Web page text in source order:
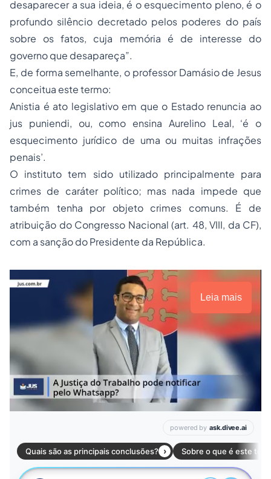
desaparecer a sua ideia, é o esquecimento pleno, é o
profundo silêncio decretado pelos poderes do país
sobre os fatos, cuja memória é de interesse do
governo que desapareça”.
E, de forma semelhante, o professor Damásio de Jesus
conceitua este termo:
Anistia é ato legislativo em que o Estado renuncia ao
jus puniendi, ou, como ensina Aurelino Leal, ‘é o
esquecimento jurídico de uma ou muitas infrações
penais’.
O instituto tem sido utilizado principalmente para
crimes de caráter político; mas nada impede que
também tenha por objeto crimes comuns. É de
atribuição do Congresso Nacional (art. 48, VIII, da CF),
com a sanção do Presidente da República.
Leia mais